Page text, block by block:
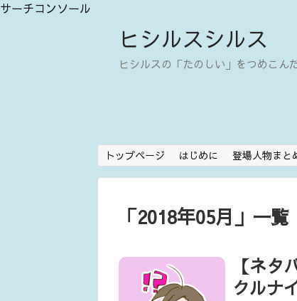
サーチコンソール
ヒシルスシルス
ヒシルスの「たのしい」をつめこん
トップページ はじめに 登場人物まと
「2018年05月 」 一覧
【ネタ
クルナ